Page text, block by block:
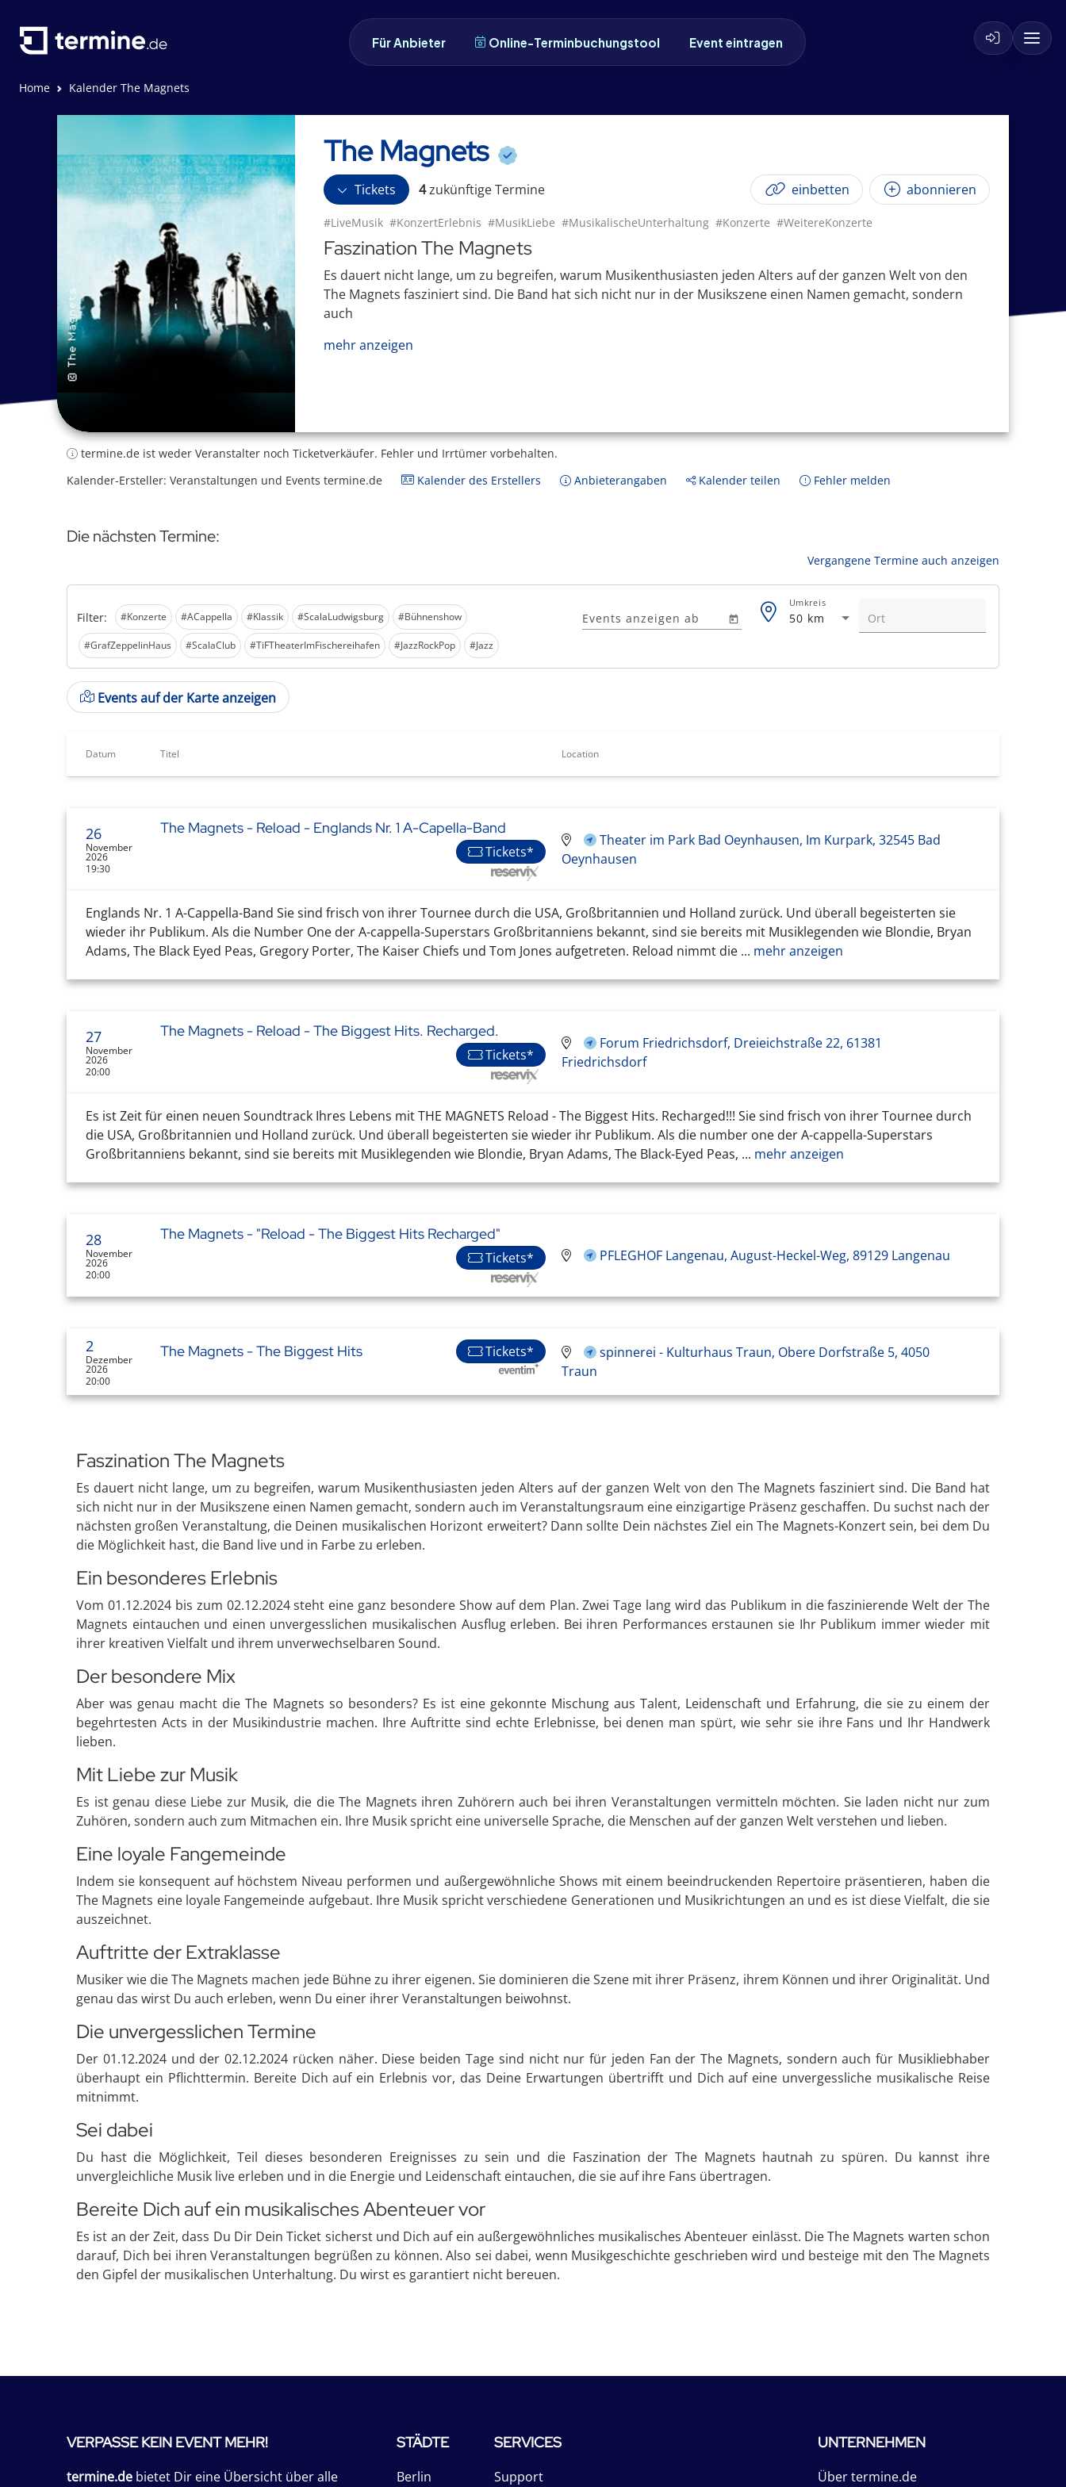
Für Anbieter Online-Terminbuchungstool Event eintragen
Home Kalender The Magnets
The Magnets
Tickets 4zukünftigeTermine einbetten abonnieren
#LiveMusik #KonzertErlebnis #MusikLiebe #MusikalischeUnterhaltung #Konzerte #WeitereKonzerte
Faszination The Magnets
Es dauert nicht lange, um zu begreifen, warum Musikenthusiasten jeden Alters auf der ganzen Welt von den
The Magnets fasziniert sind. Die Band hat sich nicht nur in der Musikszene einen Namen gemacht, sondern
auch
mehr anzeigen
termine.de ist weder Veranstalter noch Ticketverkäufer. Fehler und Irrtümer vorbehalten.
Kalender-Ersteller: Veranstaltungen und Events termine.de
Kalender des Erstellers Anbieterangaben Kalender teilen Fehler melden
Die nächsten Termine:
Vergangene Termine auch anzeigen
Filter: #Konzerte #ACappella #Klassik #ScalaLudwigsburg #Bühnenshow
#GrafZeppelinHaus #ScalaClub #TiFTheaterImFischereihafen #JazzRockPop #Jazz
Events anzeigen ab 50 km
Umkreis
Events auf der Karte anzeigen
Datum Titel Location
26
November
2026
19:30
The Magnets - Reload - Englands Nr. 1 A-Capella-Band
Tickets*
Theater im Park Bad Oeynhausen, Im Kurpark, 32545 Bad
Oeynhausen
Englands Nr. 1 A-Cappella-Band Sie sind frisch von ihrer Tournee durch die USA, Großbritannien und Holland zurück. Und überall begeisterten sie
wieder ihr Publikum. Als die Number One der A-cappella-Superstars Großbritanniens bekannt, sind sie bereits mit Musiklegenden wie Blondie, Bryan
Adams, The Black Eyed Peas, Gregory Porter, The Kaiser Chiefs und Tom Jones aufgetreten. Reload nimmt die ... mehr anzeigen
27
November
2026
20:00
The Magnets - Reload - The Biggest Hits. Recharged.
Tickets*
Forum Friedrichsdorf, Dreieichstraße 22, 61381
Friedrichsdorf
Es ist Zeit für einen neuen Soundtrack Ihres Lebens mit THE MAGNETS Reload - The Biggest Hits. Recharged!!! Sie sind frisch von ihrer Tournee durch
die USA, Großbritannien und Holland zurück. Und überall begeisterten sie wieder ihr Publikum. Als die number one der A-cappella-Superstars
Großbritanniens bekannt, sind sie bereits mit Musiklegenden wie Blondie, Bryan Adams, The Black-Eyed Peas, ... mehr anzeigen
28
November
2026
20:00
The Magnets - "Reload - The Biggest Hits Recharged"
Tickets* PFLEGHOF Langenau, August-Heckel-Weg, 89129 Langenau
2
Dezember
2026
20:00
The Magnets - The Biggest Hits Tickets*
spinnerei - Kulturhaus Traun, Obere Dorfstraße 5, 4050
Traun
Faszination The Magnets
Es dauert nicht lange, um zu begreifen, warum Musikenthusiasten jeden Alters auf der ganzen Welt von den The Magnets fasziniert sind. Die Band hat
sich nicht nur in der Musikszene einen Namen gemacht, sondern auch im Veranstaltungsraum eine einzigartige Präsenz geschaffen. Du suchst nach der
nächsten großen Veranstaltung, die Deinen musikalischen Horizont erweitert? Dann sollte Dein nächstes Ziel ein The Magnets-Konzert sein, bei dem Du
die Möglichkeit hast, die Band live und in Farbe zu erleben.
Ein besonderes Erlebnis
Vom 01.12.2024 bis zum 02.12.2024 steht eine ganz besondere Show auf dem Plan. Zwei Tage lang wird das Publikum in die faszinierende Welt der The
Magnets eintauchen und einen unvergesslichen musikalischen Ausflug erleben. Bei ihren Performances erstaunen sie Ihr Publikum immer wieder mit
ihrer kreativen Vielfalt und ihrem unverwechselbaren Sound.
Der besondere Mix
Aber was genau macht die The Magnets so besonders? Es ist eine gekonnte Mischung aus Talent, Leidenschaft und Erfahrung, die sie zu einem der
begehrtesten Acts in der Musikindustrie machen. Ihre Auftritte sind echte Erlebnisse, bei denen man spürt, wie sehr sie ihre Fans und Ihr Handwerk
lieben.
Mit Liebe zur Musik
Es ist genau diese Liebe zur Musik, die die The Magnets ihren Zuhörern auch bei ihren Veranstaltungen vermitteln möchten. Sie laden nicht nur zum
Zuhören, sondern auch zum Mitmachen ein. Ihre Musik spricht eine universelle Sprache, die Menschen auf der ganzen Welt verstehen und lieben.
Eine loyale Fangemeinde
Indem sie konsequent auf höchstem Niveau performen und außergewöhnliche Shows mit einem beeindruckenden Repertoire präsentieren, haben die
The Magnets eine loyale Fangemeinde aufgebaut. Ihre Musik spricht verschiedene Generationen und Musikrichtungen an und es ist diese Vielfalt, die sie
auszeichnet.
Auftritte der Extraklasse
Musiker wie die The Magnets machen jede Bühne zu ihrer eigenen. Sie dominieren die Szene mit ihrer Präsenz, ihrem Können und ihrer Originalität. Und
genau das wirst Du auch erleben, wenn Du einer ihrer Veranstaltungen beiwohnst.
Die unvergesslichen Termine
Der 01.12.2024 und der 02.12.2024 rücken näher. Diese beiden Tage sind nicht nur für jeden Fan der The Magnets, sondern auch für Musikliebhaber
überhaupt ein Pflichttermin. Bereite Dich auf ein Erlebnis vor, das Deine Erwartungen übertrifft und Dich auf eine unvergessliche musikalische Reise
mitnimmt.
Sei dabei
Du hast die Möglichkeit, Teil dieses besonderen Ereignisses zu sein und die Faszination der The Magnets hautnah zu spüren. Du kannst ihre
unvergleichliche Musik live erleben und in die Energie und Leidenschaft eintauchen, die sie auf ihre Fans übertragen.
Bereite Dich auf ein musikalisches Abenteuer vor
Es ist an der Zeit, dass Du Dir Dein Ticket sicherst und Dich auf ein außergewöhnliches musikalisches Abenteuer einlässt. Die The Magnets warten schon
darauf, Dich bei ihren Veranstaltungen begrüßen zu können. Also sei dabei, wenn Musikgeschichte geschrieben wird und besteige mit den The Magnets
den Gipfel der musikalischen Unterhaltung. Du wirst es garantiert nicht bereuen.
VERPASSE KEIN EVENT MEHR!
termine.de bietet Dir eine Übersicht über alle
STÄDTE
Berlin
SERVICES
Support
UNTERNEHMEN
Über termine.de